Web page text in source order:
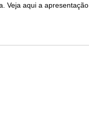
Veja aqui a apresentação